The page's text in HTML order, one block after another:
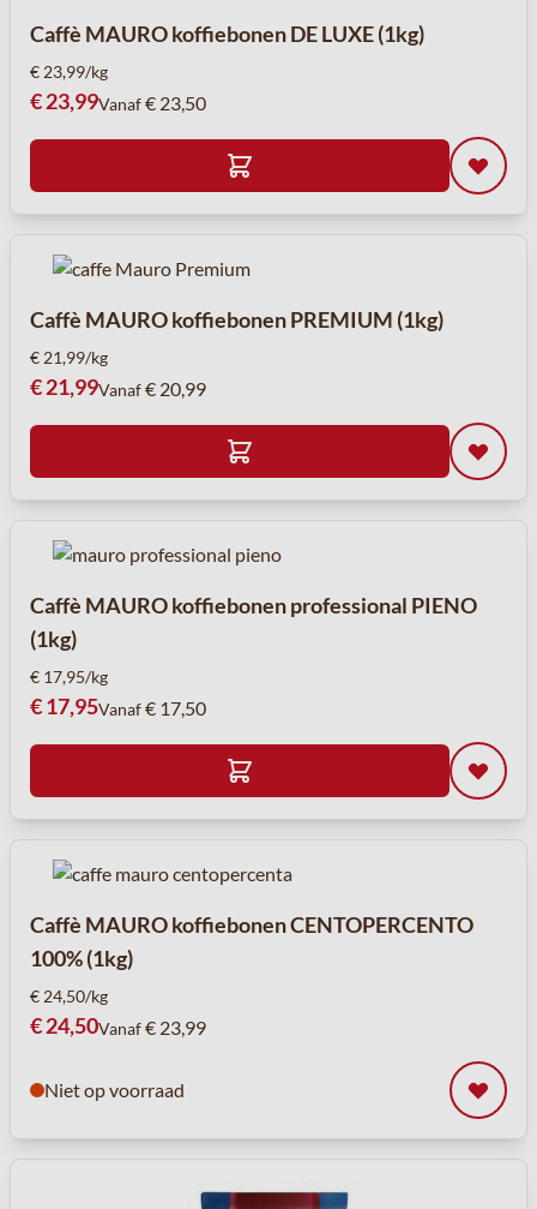
Caffè MAURO koffiebonen DE LUXE (1kg)
€ 23,99/kg
€ 23,99Vanaf€ 23,50
Caffè MAURO koffiebonen PREMIUM (1kg)
€ 21,99/kg
€ 21,99Vanaf€ 20,99
Caffè MAURO koffiebonen professional PIENO
(1kg)
€ 17,95/kg
€ 17,95Vanaf€ 17,50
Caffè MAURO koffiebonen CENTOPERCENTO
100% (1kg)
€ 24,50/kg
€ 24,50Vanaf€ 23,99
Niet op voorraad